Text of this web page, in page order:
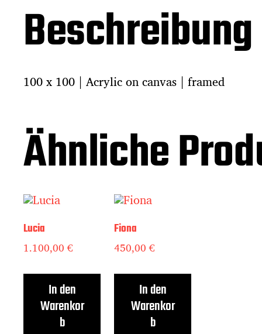
Beschreibung
100 x 100 | Acrylic on canvas | framed
Ähnliche
Lucia
1.100,00€
In den
Warenkor
b
Fiona
450,00€
In den
Warenkor
b